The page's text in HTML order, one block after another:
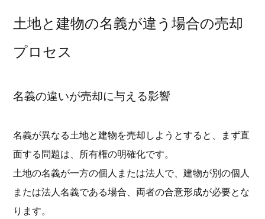
土地と建物の名義が違う場合の売却
プロセス
名義の違いが売却に与える影響
名義が異なる土地と建物を売却しようとすると、まず直
面する問題は、所有権の明確化です。
土地の名義が一方の個人または法人で、建物が別の個人
または法人名義である場合、両者の合意形成が必要とな
ります。